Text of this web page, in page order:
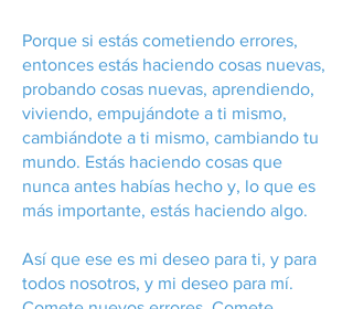
Porque si estás cometiendo errores,
entonces estás haciendo cosas nuevas,
probando cosas nuevas, aprendiendo,
viviendo, empujándote a ti mismo,
cambiándote a ti mismo, cambiando tu
mundo. Estás haciendo cosas que
nunca antes habías hecho y, lo que es
más importante, estás haciendo algo.
Así que ese es mi deseo para ti, y para
todos nosotros, y mi deseo para mí.